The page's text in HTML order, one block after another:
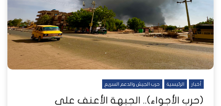
أخبار الرئيسية حرب الجيش والدعم السريع
(حرب الأجواء).. الجبهة الأعنف على